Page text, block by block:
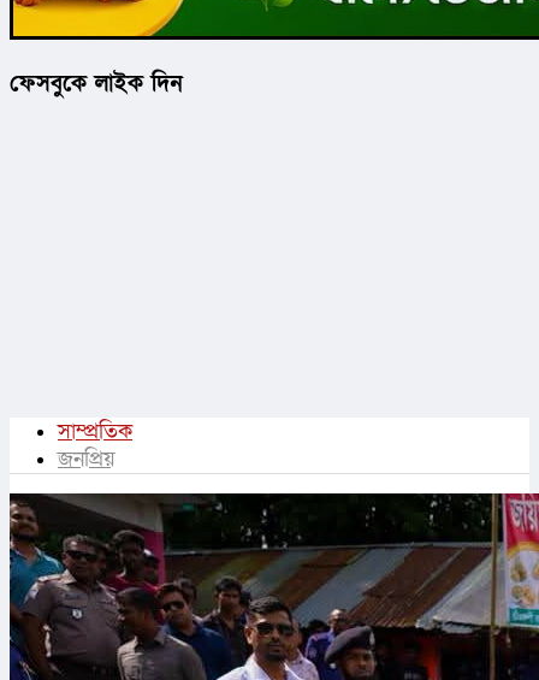
ফেসবুকে লাইক দিন
সাম্প্রতিক
জনপ্রিয়